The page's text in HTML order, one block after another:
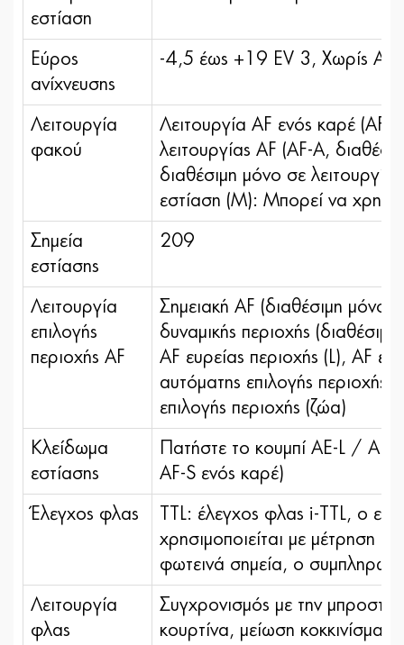
εστίαση
Εύρος
ανίχνευσης
-4,5 έως +19 EV 3, Χωρίς AF
Λειτουργία
φακού
Λειτουργία AF ενός καρέ (AF-
λειτουργίας AF (AF-A,
διαθέσιμη μόνο σε
εστίαση (M): Μπορεί να
Σημεία
εστίασης
209
Λειτουργία
επιλογής
περιοχής AF
Σημειακή AF (διαθέσιμη μόνο
δυναμικής περιοχής
AF ευρείας περιοχής (L), AF
αυτόματης επιλογής
επιλογής περιοχής (ζώα)
Κλείδωμα
εστίασης
Πατήστε το κουμπί AE-L / AF-
AF-S ενός καρέ)
Έλεγχος φλας
TTL: έλεγχος φλας i-TTL, ο
χρησιμοποιείται με μέτρηση
φωτεινά σημεία, ο
Λειτουργία
φλας
Συγχρονισμός με την
κουρτίνα, μείωση